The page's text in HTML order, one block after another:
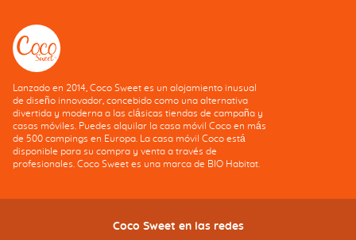
Lanzado en 2014, Coco Sweet es un alojamiento inusual
de diseño innovador, concebido como una alternativa
divertida y moderna a las clásicas tiendas de campaña y
casas móviles. Puedes alquilar la casa móvil Coco en más
de 500 campings en Europa. La casa móvil Coco está
disponible para su compra y venta a través de
profesionales. Coco Sweet es una marca de BIO Habitat.
Coco Sweet en las redes